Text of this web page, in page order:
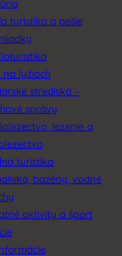
turistika a pešie
na lyžiach
strediská –
správy
lezenie a
turistika
bazény, vodné
aktivity a šport